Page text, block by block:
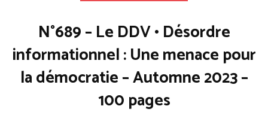
N°689 – Le DDV • Désordre
informationnel : Une menace pour
la démocratie – Automne 2023 –
100 pages